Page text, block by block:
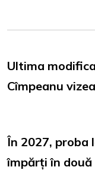
Ultima
Cîmpeanu
În 2027, proba
împărți în două